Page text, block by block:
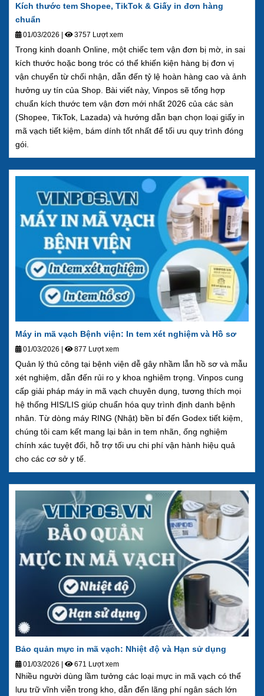
Kích thước tem Shopee, TikTok & Giấy in đơn hàng
chuẩn
01/03/2026 | 3757 Lượt xem
Trong kinh doanh Online, một chiếc tem vận đơn bị mờ, in sai
kích thước hoặc bong tróc có thể khiến kiện hàng bị đơn vị
vận chuyển từ chối nhận, dẫn đến tỷ lệ hoàn hàng cao và ảnh
hưởng uy tín của Shop. Bài viết này, Vinpos sẽ tổng hợp
chuẩn kích thước tem vận đơn mới nhất 2026 của các sàn
(Shopee, TikTok, Lazada) và hướng dẫn bạn chọn loại giấy in
mã vạch tiết kiệm, bám dính tốt nhất để tối ưu quy trình đóng
gói.
Máy in mã vạch Bệnh viện: In tem xét nghiệm và Hồ sơ
01/03/2026 877 Lượt xem
Quản lý thủ công tại bệnh viện dễ gây nhầm lẫn hồ sơ và mẫu
xét nghiệm, dẫn đến rủi ro y khoa nghiêm trọng. Vinpos cung
cấp giải pháp máy in mã vạch chuyên dụng, tương thích mọi
hệ thống HIS/LIS giúp chuẩn hóa quy trình định danh bệnh
nhân. Từ dòng máy RING (Nhật) bền bỉ đến Godex tiết kiệm,
chúng tôi cam kết mang lại bản in tem nhãn, ống nghiệm
chính xác tuyệt đối, hỗ trợ tối ưu chi phí vận hành hiệu quả
cho các cơ sở y tế.
Bảo quản mực in mã vạch: Nhiệt độ và Hạn sử dụng
01/03/2026 | 671 Lượt xem
Nhiều người dùng lầm tưởng các loại mực in mã vạch có thể
lưu trữ vĩnh viễn trong kho, dẫn đến lãng phí ngân sách lớn